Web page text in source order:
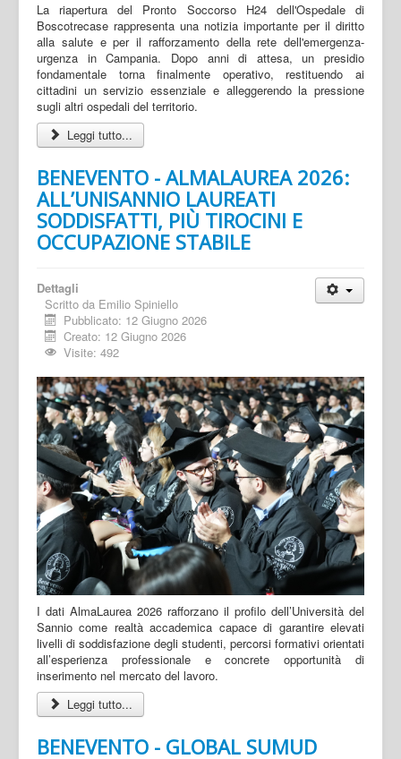
La riapertura del Pronto Soccorso H24 dell'Ospedale di
Boscotrecase rappresenta una notizia importante per il diritto
alla salute e per il rafforzamento della rete dell'emergenza-
urgenza in Campania. Dopo anni di attesa, un presidio
fondamentale torna finalmente operativo, restituendo ai
cittadini un servizio essenziale e alleggerendo la pressione
sugli altri ospedali del territorio.
Leggi tutto...
BENEVENTO - ALMALAUREA 2026:
ALL’UNISANNIO LAUREATI
SODDISFATTI, PIÙ TIROCINI E
OCCUPAZIONE STABILE
Dettagli
Scritto da Emilio Spiniello
Pubblicato: 12 Giugno 2026
Creato: 12 Giugno 2026
Visite: 492
I dati AlmaLaurea 2026 rafforzano il profilo dell’Università del
Sannio come realtà accademica capace di garantire elevati
livelli di soddisfazione degli studenti, percorsi formativi orientati
all’esperienza professionale e concrete opportunità di
inserimento nel mercato del lavoro.
Leggi tutto...
BENEVENTO - GLOBAL SUMUD